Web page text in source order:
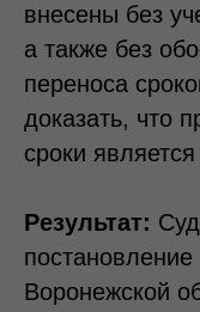
внесены без
а также без
переноса
доказать, что
сроки
Результат:
Воронежской